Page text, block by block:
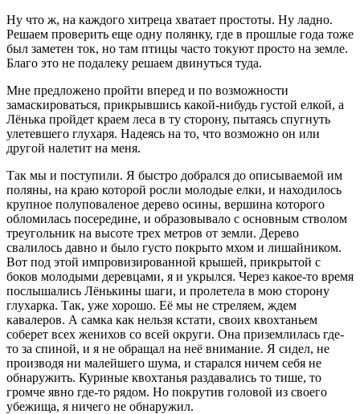
Ну что ж, на каждого хитреца хватает простоты. Ну ладно.
Решаем проверить еще одну полянку, где в прошлые года тоже
был заметен ток, но там птицы часто токуют просто на земле.
Благо это не подалеку решаем двинуться туда.
Мне предложено пройти вперед и по возможности
замаскироваться, прикрывшись какой-нибудь густой елкой, а
Лёнька пройдет краем леса в ту сторону, пытаясь спугнуть
улетевшего глухаря. Надеясь на то, что возможно он или
другой налетит на меня.
Так мы и поступили. Я быстро добрался до описываемой им
поляны, на краю которой росли молодые елки, и находилось
крупное полуповаленое дерево осины, вершина которого
обломилась посередине, и образовывало с основным стволом
треугольник на высоте трех метров от земли. Дерево
свалилось давно и было густо покрыто мхом и лишайником.
Вот под этой импровизированной крышей, прикрытой с
боков молодыми деревцами, я и укрылся. Через какое-то время
послышались Лёнькины шаги, и пролетела в мою сторону
глухарка. Так, уже хорошо. Её мы не стреляем, ждем
кавалеров. А самка как нельзя кстати, своих квохтаньем
соберет всех женихов со всей округи. Она приземлилась где-
то за спиной, и я не обращал на неё внимание. Я сидел, не
производя ни малейшего шума, и старался ничем себя не
обнаружить. Куриные квохтанья раздавались то тише, то
громче явно где-то рядом. Но покрутив головой из своего
убежища, я ничего не обнаружил.